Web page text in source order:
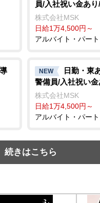
員/入社祝い金あ
株式会社MSK
日給1万4,500円～
アルバイト・パー
NEW
日勤・東
警備員/入社祝い
株式会社MSK
日給1万4,500円～
アルバイト・パー
続きはこちら